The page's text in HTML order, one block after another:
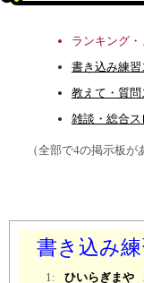
ランキング
書き込み練
教えて・質
雑談・総合ス
（全部で4の掲示板が
書き込み
1: ひいらぎまや